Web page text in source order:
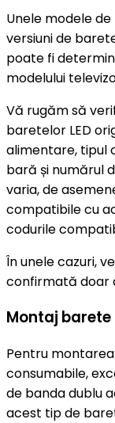
Unele modele
versiuni de
poate fi
modelului
Vă rugăm să
baretelor LED
alimentare, tipul
bară și numărul
varia, de
compatibile cu
codurile
În unele cazuri,
confirmată doar
Montaj barete
Pentru
consumabile,
de banda dublu
acest tip de